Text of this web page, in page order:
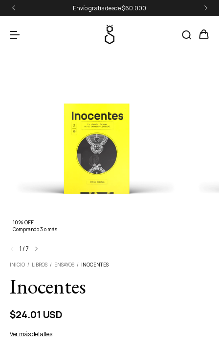
Envío gratis desde $60.000
10% OFF
Comprando 3 o más
1/7
INICIO / LIBROS / ENSAYOS / INOCENTES
Inocentes
$24.01 USD
Ver más detalles